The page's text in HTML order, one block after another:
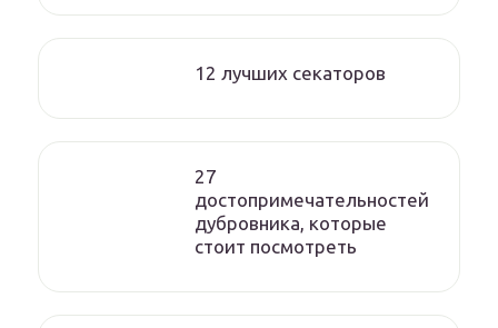
12 лучших секаторов
27
достопримечательностей
дубровника, которые
стоит посмотреть